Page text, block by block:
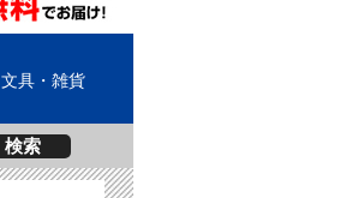
文具・雑貨
検索